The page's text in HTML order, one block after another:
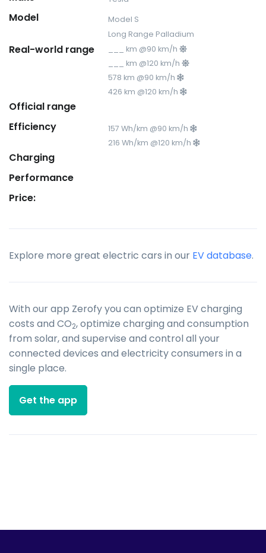
Model
Model S
Long Range Palladium
Real-world range
___ km @90 km/h
___ km @120 km/h
578 km @90 km/h
426 km @120 km/h
Official range
Efficiency
157 Wh/km @90 km/h
216 Wh/km @120 km/h
Charging
Performance
Price:
Explore more great electric cars in our EV database.
With our app Zerofy you can optimize EV charging
costs and CO2, optimize charging and consumption
from solar, and supervise and control all your
connected devices and electricity consumers in a
single place.
Get the app